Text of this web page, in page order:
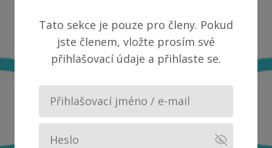
Tato sekce je pouze pro členy. Pokud
jste členem, vložte prosím své
přihlašovací údaje a přihlaste se.